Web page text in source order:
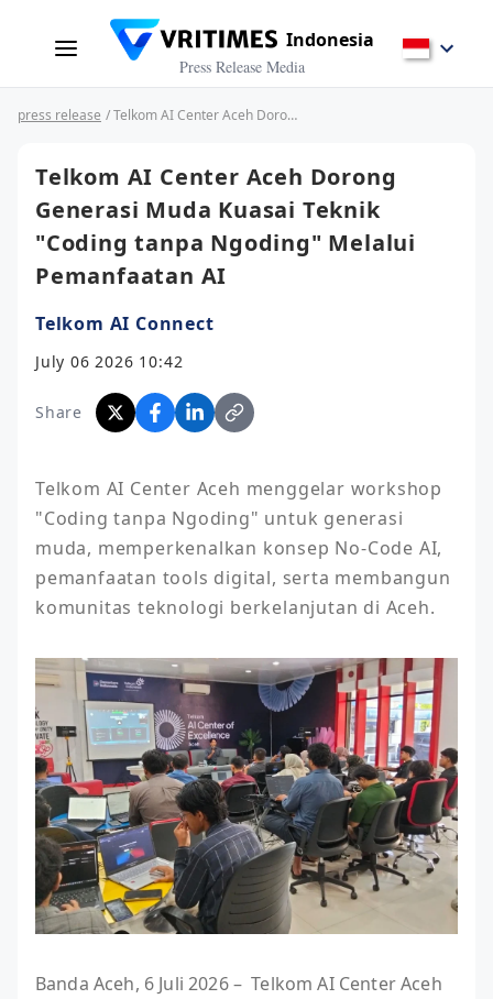
Indonesia
Press Release Media
press release / Telkom AI Center Aceh Dorong Generasi Muda Kuasai Teknik "Coding tanpa Ngoding" Melalui Pemanfaatan AI
Telkom AI Center Aceh Dorong
Generasi Muda Kuasai Teknik
"Coding tanpa Ngoding" Melalui
Pemanfaatan AI
Telkom AI Connect
July 06 2026 10:42
Share
Telkom AI Center Aceh menggelar workshop
"Coding tanpa Ngoding" untuk generasi
muda, memperkenalkan konsep No-Code AI,
pemanfaatan tools digital, serta membangun
Banda Aceh, 6 Juli 2026 – Telkom AI Center Aceh